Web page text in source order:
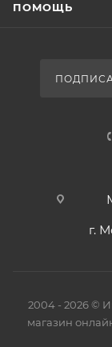
ПОМОЩЬ
г.
2004 - 2026 ©
магазин